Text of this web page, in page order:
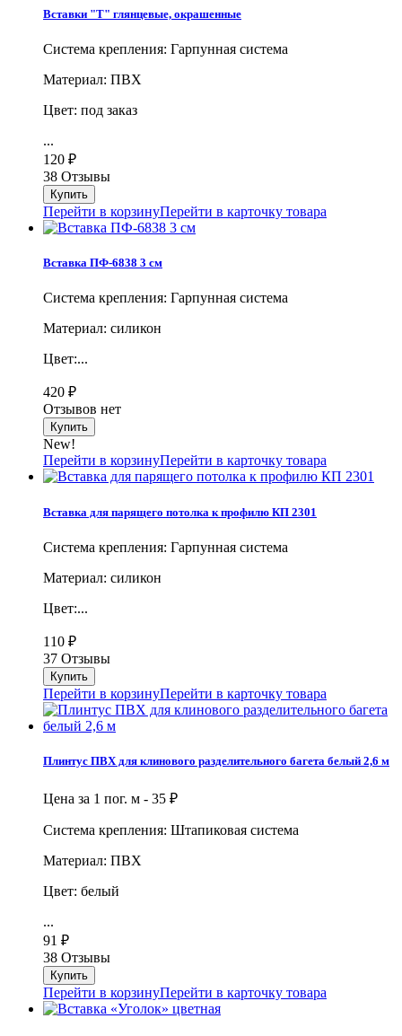
Вставки "Т" глянцевые, окрашенные
Система крепления: Гарпунная система
Материал: ПВХ
Цвет: под заказ
...
120 ₽
38 Отзывы
Перейти в корзинуПерейти в карточку товара
Вставка ПФ-6838 3 см
Система крепления: Гарпунная система
Материал: силикон
Цвет:...
420 ₽
Отзывов нет
New!
Перейти в корзинуПерейти в карточку товара
Вставка для парящего потолка к профилю КП 2301
Система крепления: Гарпунная система
Материал: силикон
Цвет:...
110 ₽
37 Отзывы
Перейти в корзинуПерейти в карточку товара
Плинтус ПВХ для клинового разделительного багета белый 2,6 м
Цена за 1 пог. м - 35 ₽
Система крепления: Штапиковая система
Материал: ПВХ
Цвет: белый
...
91 ₽
38 Отзывы
Перейти в корзинуПерейти в карточку товара